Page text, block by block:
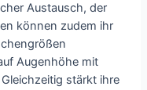
Austausch, der
können zudem ihr
Augenhöhe mit
stärkt ihre